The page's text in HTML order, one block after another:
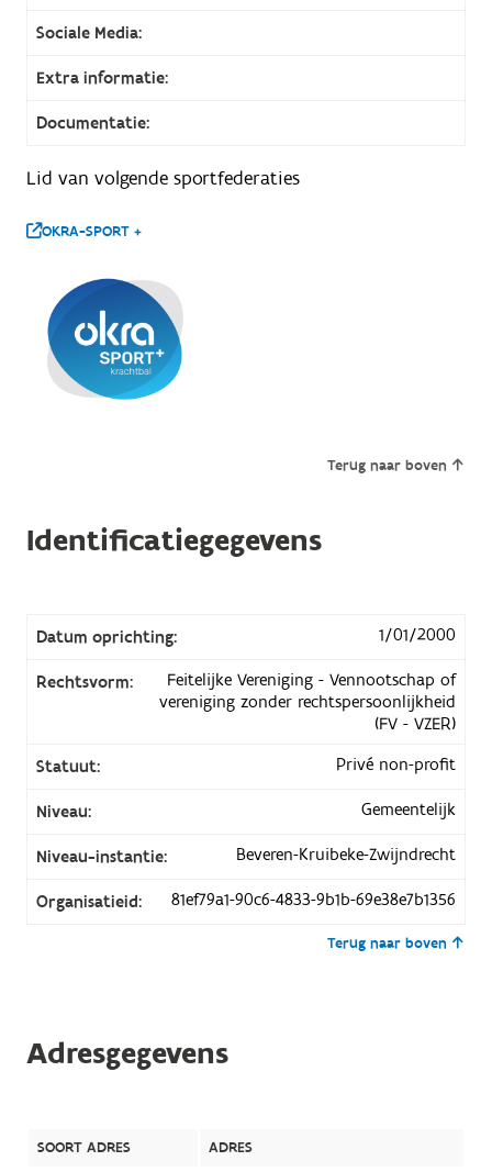
Sociale Media:
Extra informatie:
Documentatie:
Lid van volgende sportfederaties
OKRA-SPORT +
Terug naar boven
Identificatiegegevens
Datum oprichting: 1/01/2000
Rechtsvorm:
Feitelijke Vereniging - Vennootschap of
vereniging zonder rechtspersoonlijkheid
(FV - VZER)
Statuut:
Privé non-profit
Niveau: Gemeentelijk
Niveau-instantie: Beveren-Kruibeke-Zwijndrecht
Organisatieid: 81ef79a1-90c6-4833-9b1b-69e38e7b1356
Terug naar boven
Adresgegevens
SOORT ADRES ADRES